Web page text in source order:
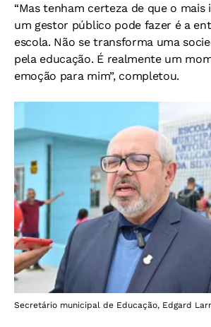
“Mas tenham certeza de que o
um gestor público pode fazer é a
escola. Não se transforma uma
pela educação. É realmente um
emoção para mim”, completou.
Secretário municipal de Educação, Edgard